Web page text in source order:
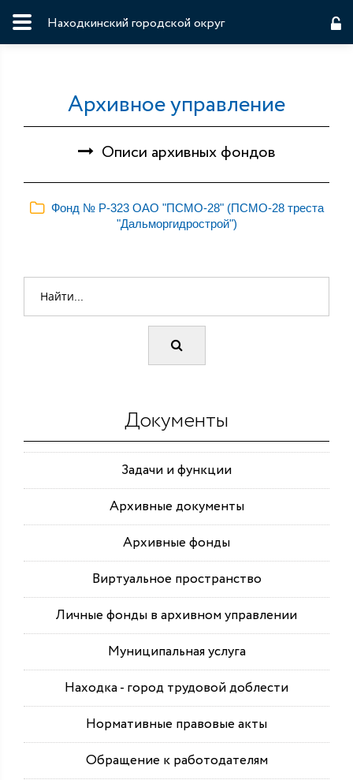
Находкинский городской округ
Архивное управление
Описи архивных фондов
Фонд № Р-323 ОАО "ПСМО-28" (ПСМО-28 треста
"Дальморгидрострой")
Документы
Задачи и функции
Архивные документы
Архивные фонды
Виртуальное пространство
Личные фонды в архивном управлении
Муниципальная услуга
Находка - город трудовой доблести
Нормативные правовые акты
Обращение к работодателям